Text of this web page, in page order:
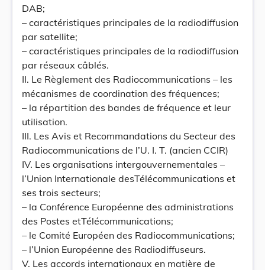
DAB;
– caractéristiques principales de la radiodiffusion
par satellite;
– caractéristiques principales de la radiodiffusion
par réseaux câblés.
II. Le Règlement des Radiocommunications – les
mécanismes de coordination des fréquences;
– la répartition des bandes de fréquence et leur
utilisation.
III. Les Avis et Recommandations du Secteur des
Radiocommunications de l’U. I. T. (ancien CCIR)
IV. Les organisations intergouvernementales –
l’Union Internationale desTélécommunications et
ses trois secteurs;
– la Conférence Européenne des administrations
des Postes etTélécommunications;
– le Comité Européen des Radiocommunications;
– l’Union Européenne des Radiodiffuseurs.
V. Les accords internationaux en matière de